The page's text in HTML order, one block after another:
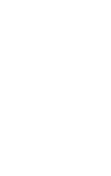
setzt und die
hören, was in den
ist und was auf
Jugend
vom
Burgwedel-
darüber, dass wir
Vernetzung
schon viel erreicht